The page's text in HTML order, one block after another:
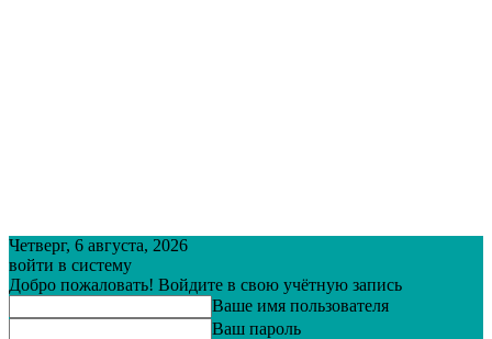
Четверг, 6 августа, 2026
войти в систему
Добро пожаловать! Войдите в свою учётную запись
Ваше имя пользователя
Ваш пароль